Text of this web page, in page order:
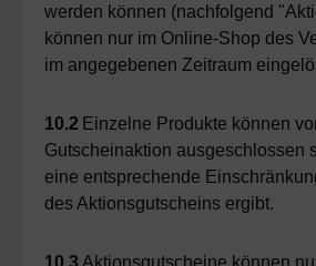
werden können (nachfolgend
können nur im Online-Shop des
im angegebenen Zeitraum
10.2 Einzelne Produkte können
Gutscheinaktion ausgeschlossen
eine entsprechende
des Aktionsgutscheins ergibt.
10.3 Aktionsgutscheine können